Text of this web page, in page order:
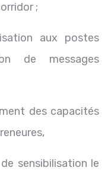
;
aux postes
de messages
des capacités
sensibilisation le